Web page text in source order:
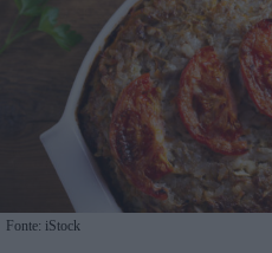
Fonte: iStock